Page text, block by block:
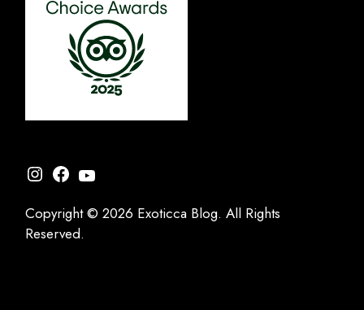
Instagram
Facebook
YouTube
Copyright © 2026 Exoticca Blog. All Rights
Reserved.